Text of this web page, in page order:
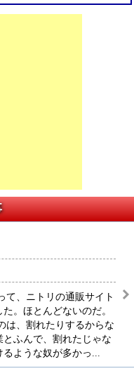
て、ニトリの通販サイト
。ほとんどないのだ。
は、割れたりするからな
ふんで、割れたじゃな
ような奴が多かっ...